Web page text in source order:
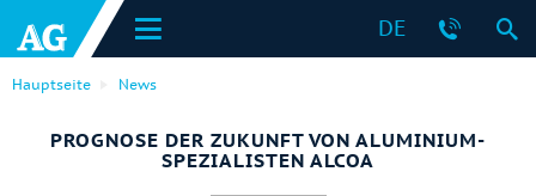
DE
Hauptseite News
PROGNOSE DER ZUKUNFT VON ALUMINIUM-
SPEZIALISTEN ALCOA